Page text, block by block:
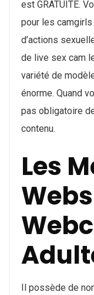
est GRATUITE.
pour les
d’actions
de live sex cam
variété de
énorme. Quand
pas obligatoire
contenu.
Les
Il possède de